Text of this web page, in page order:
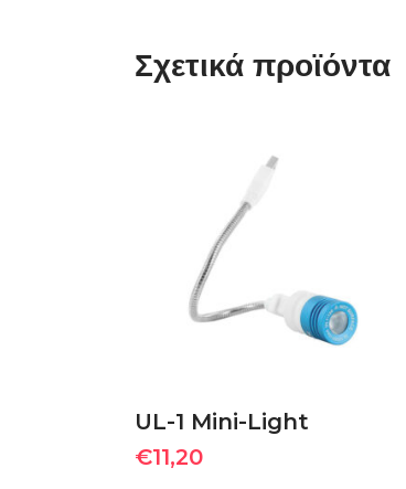
Σχετικά προϊόντα
ΠΡΟΣΘΉΚΗ ΣΤΟ
UL-1 Mini-Light
€11,20